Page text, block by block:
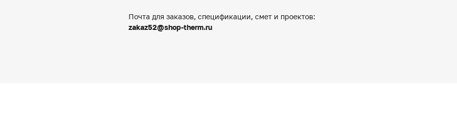
Почта для заказов, спецификации, смет и проектов:
zakaz52@shop-therm.ru